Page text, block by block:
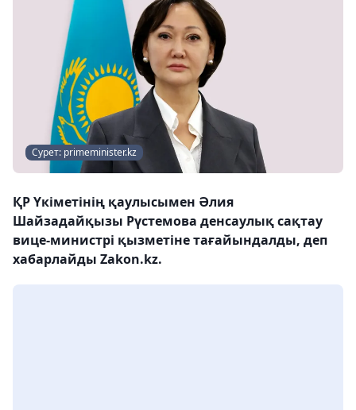
Сурет: primeminister.kz
ҚР Үкіметінің қаулысымен Әлия
Шайзадайқызы Рүстемова денсаулық сақтау
вице-министрі қызметіне тағайындалды, деп
хабарлайды Zakon.kz.